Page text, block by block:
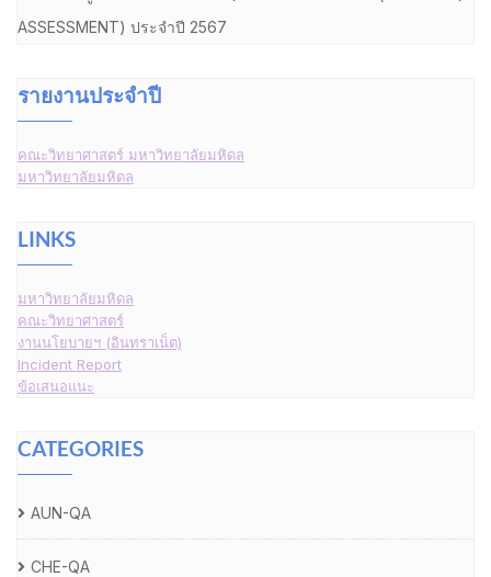
ASSESSMENT) ประจำปี 2567
รายงานประจำปี
คณะวิทยาศาสตร์ มหาวิทยาลัยมหิดล
มหาวิทยาลัยมหิดล
LINKS
มหาวิทยาลัยมหิดล
คณะวิทยาศาสตร์
งานนโยบายฯ (อินทราเน็ต)
Incident Report
ข้อเสนอแนะ
CATEGORIES
AUN-QA
CHE-QA